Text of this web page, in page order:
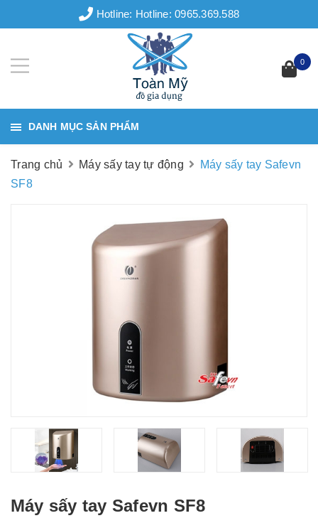
Hotline: Hotline: 0965.369.588
0
DANH MỤC SẢN PHẨM
Trang chủ Máy sấy tay tự động
Máy sấy tay Safevn
SF8
Máy sấy tay Safevn SF8